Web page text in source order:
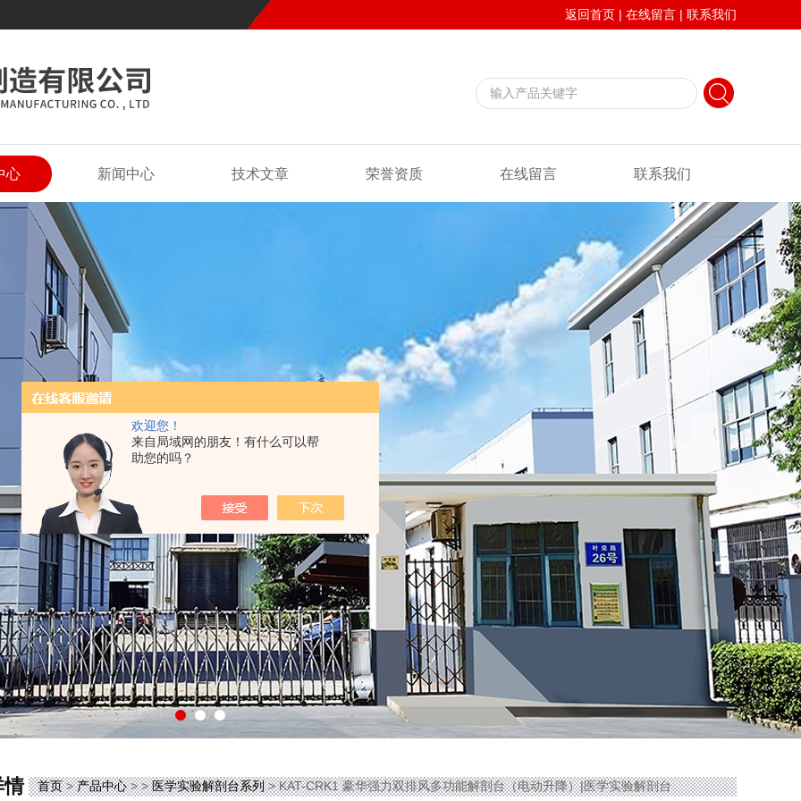
欢迎您！
来自局域网的朋友！有什么可以帮
助您的吗？
返回首页 | 在线留言 | 联系我们
心 新闻中心 技术文章 荣誉资质 在线留言 联系我们
情 首页>产品中心> >医学实验解剖台系列> KAT-CRK1 豪华强力双排风多功能解剖台（电动升降）|医学实验解剖台